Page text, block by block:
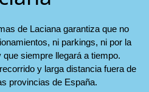
de Laciana garantiza que no
ni parkings, ni por la
siempre llegará a tiempo.
y larga distancia fuera de
provincias de España.